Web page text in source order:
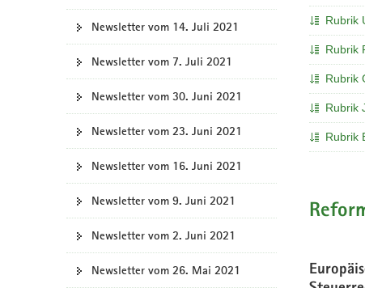
Newsletter vom 14. Juli 2021
Newsletter vom 7. Juli 2021
Newsletter vom 30. Juni 2021
Newsletter vom 23. Juni 2021
Newsletter vom 16. Juni 2021
Newsletter vom 9. Juni 2021
Newsletter vom 2. Juni 2021
Newsletter vom 26. Mai 2021
Rubrik
Rubrik
Rubrik
Rubrik
Rubrik